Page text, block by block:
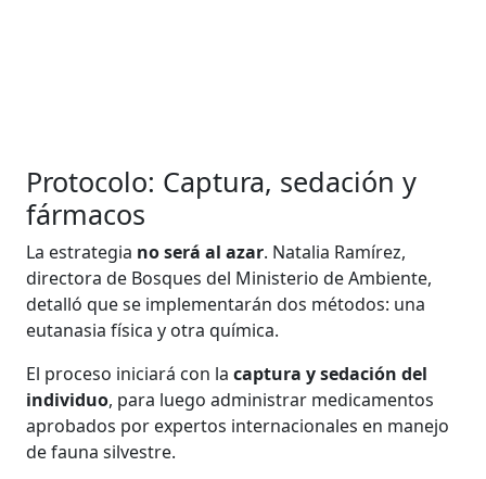
Protocolo: Captura, sedación y
fármacos
La estrategia no será al azar. Natalia Ramírez,
directora de Bosques del Ministerio de Ambiente,
detalló que se implementarán dos métodos: una
eutanasia física y otra química.
El proceso iniciará con la captura y sedación del
individuo, para luego administrar medicamentos
aprobados por expertos internacionales en manejo
de fauna silvestre.